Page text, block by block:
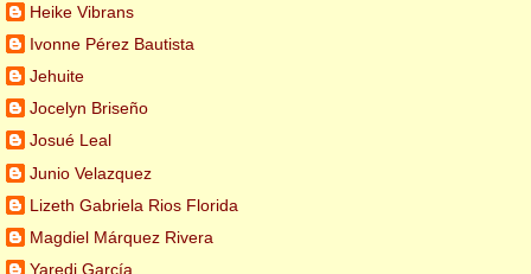
Heike Vibrans
Ivonne Pérez Bautista
Jehuite
Jocelyn Briseño
Josué Leal
Junio Velazquez
Lizeth Gabriela Rios Florida
Magdiel Márquez Rivera
Yaredi García